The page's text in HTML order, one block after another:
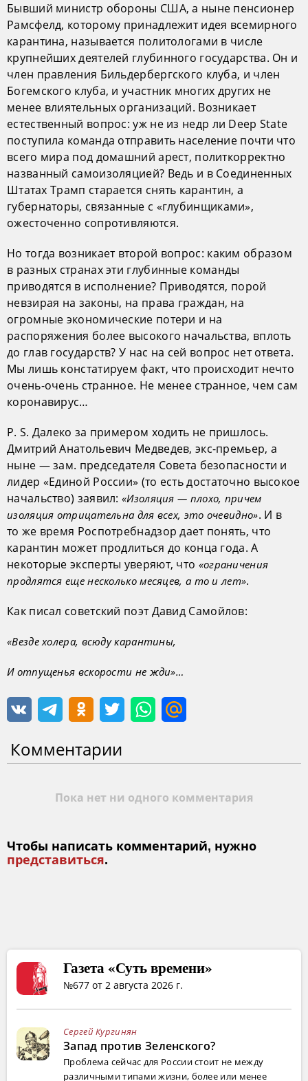
Бывший министр обороны США, а ныне пенсионер
Рамсфелд, которому принадлежит идея всемирного
карантина, называется политологами в числе
крупнейших деятелей глубинного государства. Он и
член правления Бильдербергского клуба, и член
Богемского клуба, и участник многих других не
менее влиятельных организаций. Возникает
естественный вопрос: уж не из недр ли Deep State
поступила команда отправить население почти что
всего мира под домашний арест, политкорректно
названный самоизоляцией? Ведь и в Соединенных
Штатах Трамп старается снять карантин, а
губернаторы, связанные с «глубинщиками»,
ожесточенно сопротивляются.
Но тогда возникает второй вопрос: каким образом
в разных странах эти глубинные команды
приводятся в исполнение? Приводятся, порой
невзирая на законы, на права граждан, на
огромные экономические потери и на
распоряжения более высокого начальства, вплоть
до глав государств? У нас на сей вопрос нет ответа.
Мы лишь констатируем факт, что происходит нечто
очень-очень странное. Не менее странное, чем сам
коронавирус…
P. S. Далеко за примером ходить не пришлось.
Дмитрий Анатольевич Медведев, экс-премьер, а
ныне — зам. председателя Совета безопасности и
лидер «Единой России» (то есть достаточно высокое
начальство) заявил: «Изоляция — плохо, причем
изоляция отрицательна для всех, это очевидно». И в
то же время Роспотребнадзор дает понять, что
карантин может продлиться до конца года. А
некоторые эксперты уверяют, что «ограничения
продлятся еще несколько месяцев, а то и лет».
Как писал советский поэт Давид Самойлов:
«Везде холера, всюду карантины,
И отпущенья вскорости не жди»…
Комментарии
Пока нет ни одного комментария
Чтобы написать комментарий, нужно
представиться.
Газета «Суть времени»
№677 от 2 августа 2026 г.
Сергей Кургинян
Запад против Зеленского?
Проблема сейчас для России стоит не между
различными типами жизни, более или менее